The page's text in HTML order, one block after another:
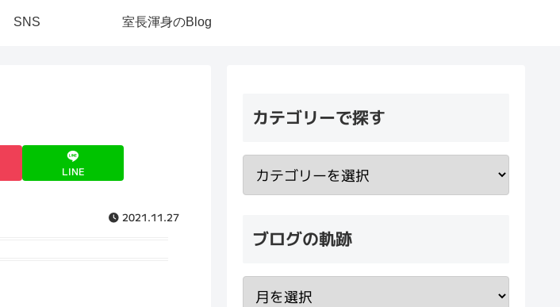
SNS 室長渾身のBlog
LINE
2021.11.27
カテゴリーで探す
ブログの軌跡